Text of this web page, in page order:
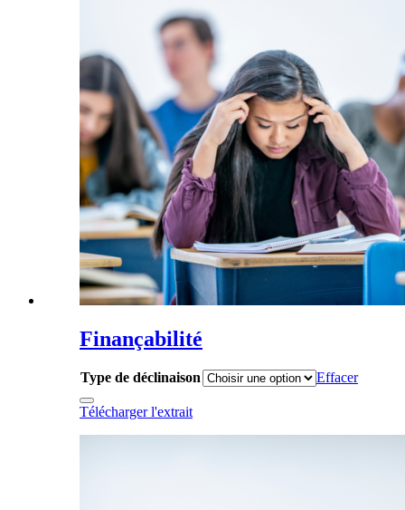
Finançabilité
Type de déclinaison Effacer
Télécharger l'extrait